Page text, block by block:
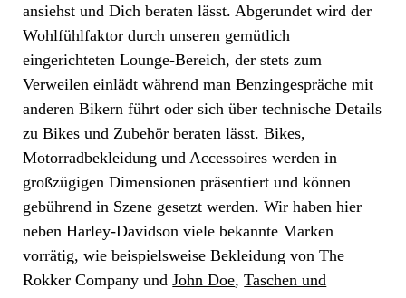
ansiehst und Dich beraten lässt. Abgerundet wird der
Wohlfühlfaktor durch unseren gemütlich
eingerichteten Lounge-Bereich, der stets zum
Verweilen einlädt während man Benzingespräche mit
anderen Bikern führt oder sich über technische Details
zu Bikes und Zubehör beraten lässt. Bikes,
Motorradbekleidung und Accessoires werden in
großzügigen Dimensionen präsentiert und können
gebührend in Szene gesetzt werden. Wir haben hier
neben Harley-Davidson viele bekannte Marken
vorrätig, wie beispielsweise Bekleidung von The
Rokker Company undJohn Doe,Taschen und